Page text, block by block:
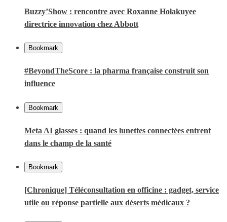
Buzzy’Show : rencontre avec Roxanne Holakuyee
directrice innovation chez Abbott
Bookmark
#BeyondTheScore : la pharma française construit son
influence
Bookmark
Meta AI glasses : quand les lunettes connectées entrent
dans le champ de la santé
Bookmark
[Chronique] Téléconsultation en officine : gadget, service
utile ou réponse partielle aux déserts médicaux ?